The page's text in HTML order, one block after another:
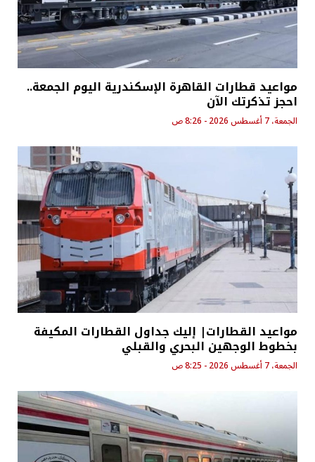
مواعيد قطارات القاهرة الإسكندرية اليوم الجمعة..
احجز تذكرتك الآن
الجمعة، 7 أغسطس 2026 - 8:26 ص
مواعيد القطارات| إليك جداول القطارات المكيفة
بخطوط الوجهين البحري والقبلي
الجمعة، 7 أغسطس 2026 - 8:25 ص